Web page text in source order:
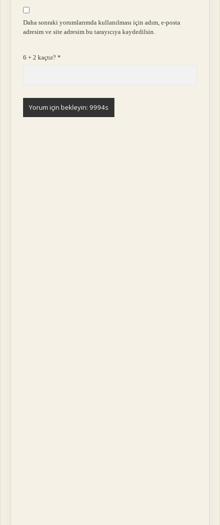
Daha sonraki yorumlarımda kullanılması için adım, e-posta
adresim ve site adresim bu tarayıcıya kaydedilsin.
6 + 2 kaçtır?*